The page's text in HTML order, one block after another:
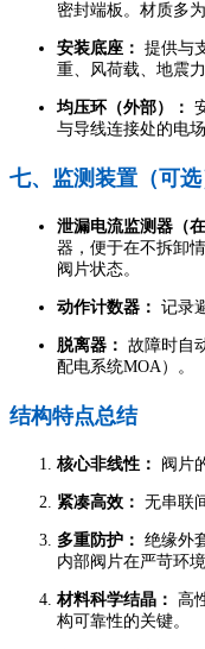
密封端板。材质多
安装底座： 提供与
重、风荷载、地震
均压环（外部）：
与导线连接处的电
七、监测装置（可选
泄漏电流监测器（
器，便于在不拆卸
阀片状态。
动作计数器： 记录
脱离器： 故障时自
配电系统MOA）。
结构特点总结
核心非线性： 阀片
紧凑高效： 无串联
多重防护： 绝缘外
内部阀片在严苛环
材料科学结晶： 高
构可靠性的关键。